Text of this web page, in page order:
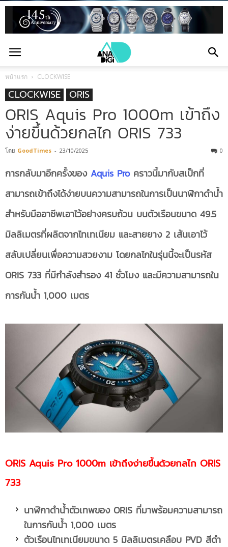
หน้าแรก CLOCKWISE
CLOCKWISE ORIS
ORIS Aquis Pro 1000m เข้าถึง
ง่ายขึ้นด้วยกลไก ORIS 733
โดย GoodTimes - 23/10/2025 0
การกลับมาอีกครั้งของ Aquis Proคราวนี้มากับสเป็กที่
สามารถเข้าถึงได้ง่ายบนความสามารถในการเป็นนาฬิกาดำน้ำ
สำหรับมืออาชีพเอาไว้อย่างครบถ้วน บนตัวเรือนขนาด 49.5
มิลลิเมตรที่ผลิตจากไทเทเนียม และสายยาง 2 เส้นเอาไว้
สลับเปลี่ยนเพื่อความสวยงาม โดยกลไกในรุ่นนี้จะเป็นรหัส
ORIS 733 ที่มีกำลังสำรอง 41 ชั่วโมง และมีความสามารถใน
การกันน้ำ 1,000 เมตร
ORIS Aquis Pro 1000m เข้าถึงง่ายขึ้นด้วยกลไก ORIS
733
นาฬิกาดำน้ำตัวเทพของ ORIS ที่มาพร้อมความสามารถ
ในการกันน้ำ 1,000 เมตร
ตัวเรือนไทเทเนียมขนาด 5 มิลลิเมตรเคลือบ PVD สีดำ